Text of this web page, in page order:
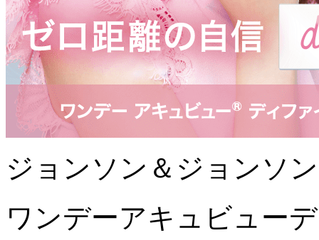
ジョンソン＆ジョンソン
ワンデーアキュビュー